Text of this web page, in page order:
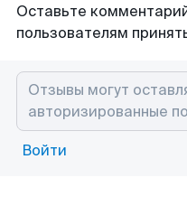
Оставьте
пользователям
Войти